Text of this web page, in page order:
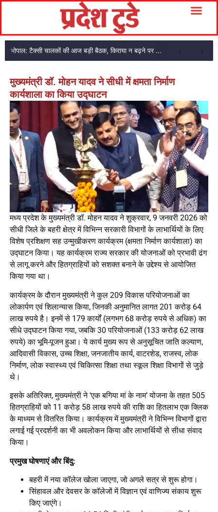
भोपाल: टैक्सी चालकों की आज बड़ी बैठक, किराया न बढ़ने पर प्रदेशव्यापी आंदोलन की चेतावनी
मुख्यमंत्री डॉ. मोहन यादव ने सीधी में क्षमता निर्माण
कार्यशाला का किया उद्घाटन
मध्य प्रदेश के मुख्यमंत्री डॉ. मोहन यादव ने शुक्रवार, 9 जनवरी 2026 को
सीधी जिले के बहरी क्षेत्र में विभिन्न सरकारी विभागों के लाभार्थियों के लिए
विशेष प्रशिक्षण सह उन्मुखीकरण कार्यक्रम (क्षमता निर्माण कार्यशाला) का
उद्घाटन किया। यह कार्यक्रम राज्य सरकार की योजनाओं को प्रभावी ढंग
से लागू करने और हितग्राहियों को सशक्त बनाने के उद्देश्य से आयोजित
किया गया था।
कार्यक्रम के दौरान मुख्यमंत्री ने कुल 209 विकास परियोजनाओं का
लोकार्पण एवं शिलान्यास किया, जिनकी अनुमानित लागत 201 करोड़ 64
लाख रुपये है। इनमें से 179 कार्यों (लगभग 68 करोड़ रुपये से अधिक) का
सीधे उद्घाटन किया गया, जबकि 30 परियोजनाओं (133 करोड़ 62 लाख
रुपये) का भूमि-पूजन हुआ। ये कार्य मुख्य रूप से अनुसूचित जाति कल्याण,
आदिवासी विकास, उच्च शिक्षा, जनजातीय कार्य, वाटरशेड, राजस्व, लोक
निर्माण, लोक स्वास्थ्य एवं चिकित्सा शिक्षा तथा स्कूल शिक्षा विभागों से जुड़े
थे।
इसके अतिरिक्त, मुख्यमंत्री ने ‘एक बगिया मां के नाम’ योजना के तहत 505
हितग्राहियों को 11 करोड़ 58 लाख रुपये की राशि का हितलाभ एक क्लिक
के माध्यम से वितरित किया। कार्यक्रम में मुख्यमंत्री ने विभिन्न विभागों द्वारा
लगाई गई प्रदर्शनी का भी अवलोकन किया और लाभार्थियों से सीधा संवाद
किया।
प्रमुख घोषणाएं और बिंदु:
बहरी में नया कॉलेज खोला जाएगा, जो अगले सत्र से शुरू होगा।
सिंहावल और देवसर के कॉलेजों में विज्ञान एवं वाणिज्य संकाय शुरू
किए जाएंगे।